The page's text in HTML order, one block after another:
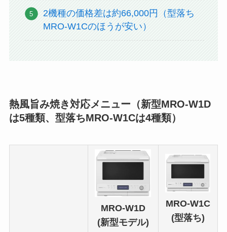
2機種の価格差は約66,000円（型落ち
MRO-W1Cのほうが安い）
熱風旨み焼き対応メニュー（新型MRO-W1D
は5種類、型落ちMRO-W1Cは4種類）
MRO-W1D
(新型モデル)
MRO-W1C
(型落ち)